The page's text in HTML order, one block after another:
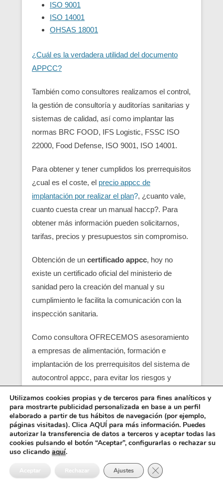
ISO 9001
ISO 14001
OHSAS 18001
¿Cuál es la verdadera utilidad del documento
APPCC?
También como consultores realizamos el control,
la gestión de consultoría y auditorías sanitarias y
sistemas de calidad, así como implantar las
normas BRC FOOD, IFS Logistic, FSSC ISO
22000, Food Defense, ISO 9001, ISO 14001.
Para obtener y tener cumplidos los prerrequisitos
¿cual es el coste, el precio appcc de
implantación por realizar el plan?, ¿cuanto vale,
cuanto cuesta crear un manual haccp?. Para
obtener más información pueden solicitarnos,
tarifas, precios y presupuestos sin compromiso.
Obtención de un certificado appcc, hoy no
existe un certificado oficial del ministerio de
sanidad pero la creación del manual y su
cumplimiento le facilita la comunicación con la
inspección sanitaria.
Como consultora OFRECEMOS asesoramiento
a empresas de alimentación, formación e
implantación de los prerrequisitos del sistema de
autocontrol appcc, para evitar los riesgos y
localizando en su empresa los pcc (puntos
críticos) y obtener un servicio con una correcta
seguridad alimentaria.
Entre los requisitos está el control y el análisis de
cada punto crítico, junto con el registro sanitario,
Utilizamos cookies propias y de terceros para fines analíticos y
para mostrarte publicidad personalizada en base a un perfil
elaborado a partir de tus hábitos de navegación (por ejemplo,
páginas visitadas). Clica AQUÍ para más información. Puedes
autorizar la transferencia de datos a terceros y aceptar todas las
cookies pulsando el botón “Aceptar”, configurarlas o rechazar su
uso clicando aquí.
Aceptar Rechazar Ajustes Cerrar el banner de